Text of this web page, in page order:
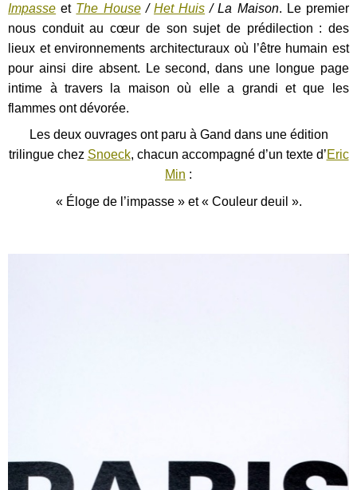
Impasse et The House/ Het Huis / La Maison. Le premier
nous conduitau cœur deson sujet de prédilection : des
lieux et environnements architecturaux où l’être humain est
pour ainsi dire absent. Le second, dans une longue page
intime à travers la maison où elle a grandi et que les
flammes ont dévorée.
Les deux ouvrages ont paru à Gand dans une édition
trilingue chez Snoeck, chacun accompagné d’un texte d’Eric
Min :
« Éloge de l’impasse » et « Couleur deuil ».